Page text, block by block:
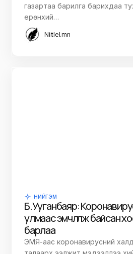
газартаа барилга барихдаа
ерөнхий…
Niitlel.mn
НИЙГЭМ
Б.Ууганбаяр:
улмаас эмчлүүлж байсан
барлаа
ЭМЯ-аас коронавирусний